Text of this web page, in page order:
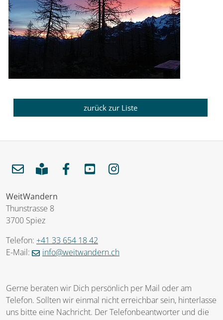
zurück zur Liste
WeitWandern
Thunstrasse 8
3700 Spiez
Telefon: +41 33 654 18 42
E-Mail:
info@weitwandern.ch
Gerne beraten wir Dich persönlich per Mail oder am
Telefon. Sollten wir einmal nicht erreichbar sein, hinterlasse
uns bitte eine Nachricht. Der Telefonbeantworter und die